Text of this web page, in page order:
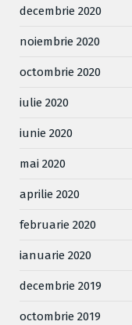
decembrie 2020
noiembrie 2020
octombrie 2020
iulie 2020
iunie 2020
mai 2020
aprilie 2020
februarie 2020
ianuarie 2020
decembrie 2019
octombrie 2019